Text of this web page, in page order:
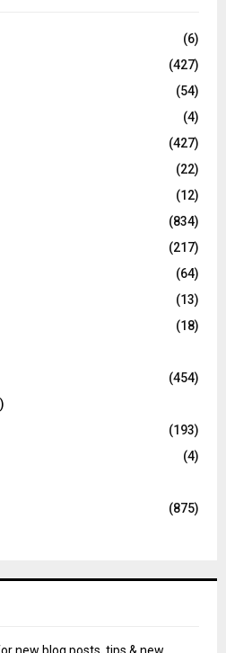
C
(6)
(427)
(54)
(4)
(427)
(22)
(12)
(834)
(217)
(64)
(13)
(18)
(454)
(193)
(4)
(875)